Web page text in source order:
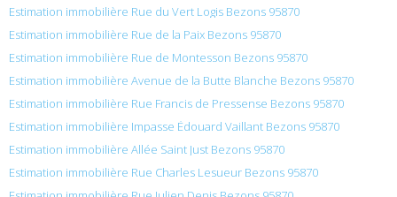
Estimation immobilière Rue du Vert Logis Bezons 95870
Estimation immobilière Rue de la Paix Bezons 95870
Estimation immobilière Rue de Montesson Bezons 95870
Estimation immobilière Avenue de la Butte Blanche Bezons 95870
Estimation immobilière Rue Francis de Pressense Bezons 95870
Estimation immobilière Impasse Édouard Vaillant Bezons 95870
Estimation immobilière Allée Saint Just Bezons 95870
Estimation immobilière Rue Charles Lesueur Bezons 95870